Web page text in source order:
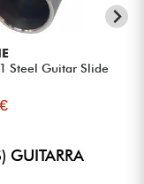
Steel Guitar Slide
GUITARRA